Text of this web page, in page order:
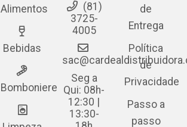
Alimentos
Bebidas
Bomboniere
(81)
3725-
4005
Seg a
Qui: 08h-
12:30 |
13:30-
de
Entrega
Política
de
Privacidade
Passo a
passo